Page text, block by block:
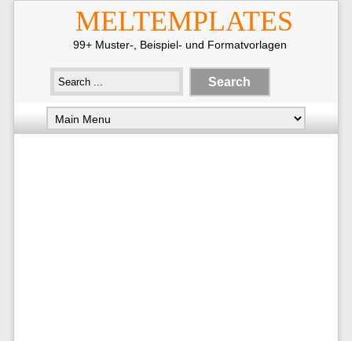
MELTEMPLATES
99+ Muster-, Beispiel- und Formatvorlagen